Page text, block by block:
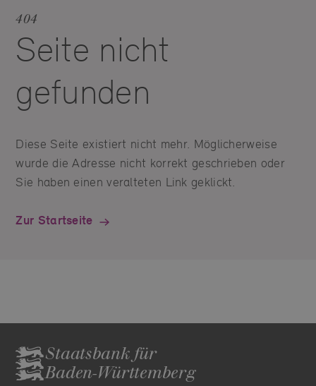
404
Seite nicht
gefunden
Diese Seite existiert nicht mehr. Möglicherweise
wurde die Adresse nicht korrekt geschrieben oder
Sie haben einen veralteten Link geklickt.
Zur Startseite
Staatsbank für
Baden-Württemberg